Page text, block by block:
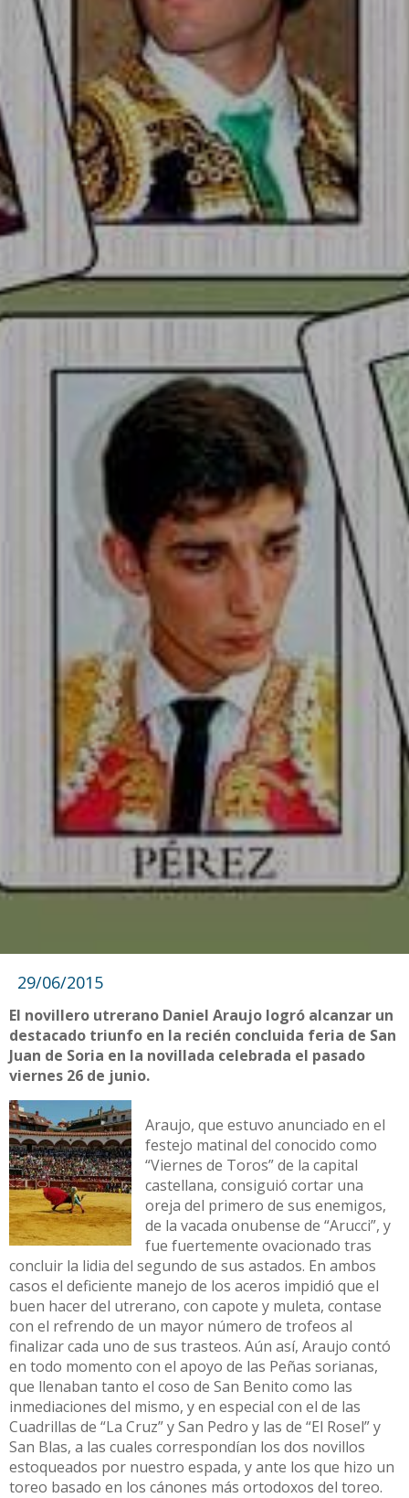
29/06/2015
El novillero utrerano Daniel Araujo logró alcanzar un
destacado triunfo en la recién concluida feria de San
Juan de Soria en la novillada celebrada el pasado
viernes 26 de junio.
Araujo, que estuvo anunciado en el
festejo matinal del conocido como
“Viernes de Toros” de la capital
castellana, consiguió cortar una
oreja del primero de sus enemigos,
de la vacada onubense de “Arucci”, y
fue fuertemente ovacionado tras
concluir la lidia del segundo de sus astados. En ambos
casos el deficiente manejo de los aceros impidió que el
buen hacer del utrerano, con capote y muleta, contase
con el refrendo de un mayor número de trofeos al
finalizar cada uno de sus trasteos. Aún así, Araujo contó
en todo momento con el apoyo de las Peñas sorianas,
que llenaban tanto el coso de San Benito como las
inmediaciones del mismo, y en especial con el de las
Cuadrillas de “La Cruz” y San Pedro y las de “El Rosel” y
San Blas, a las cuales correspondían los dos novillos
estoqueados por nuestro espada, y ante los que hizo un
toreo basado en los cánones más ortodoxos del toreo.